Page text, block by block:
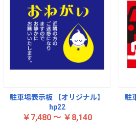
駐車場表示板 【オリジナル】
hp22
￥7,480 ～ ￥8,140
駐